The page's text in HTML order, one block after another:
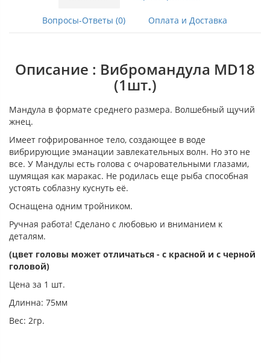
Вопросы-Ответы (0) Оплата и Доставка
Описание : Вибромандула MD18
(1шт.)
Мандула в формате среднего размера. Волшебный щучий
жнец.
Имеет гофрированное тело, создающее в воде
вибрирующие эманации завлекательных волн. Но это не
все. У Мандулы есть голова с очаровательными глазами,
шумящая как маракас. Не родилась еще рыба способная
устоять соблазну куснуть её.
Оснащена одним тройником.
Ручная работа! Сделано с любовью и вниманием к
деталям.
(цвет головы может отличаться - с красной и с черной
головой)
Цена за 1 шт.
Длинна: 75мм
Вес: 2гр.